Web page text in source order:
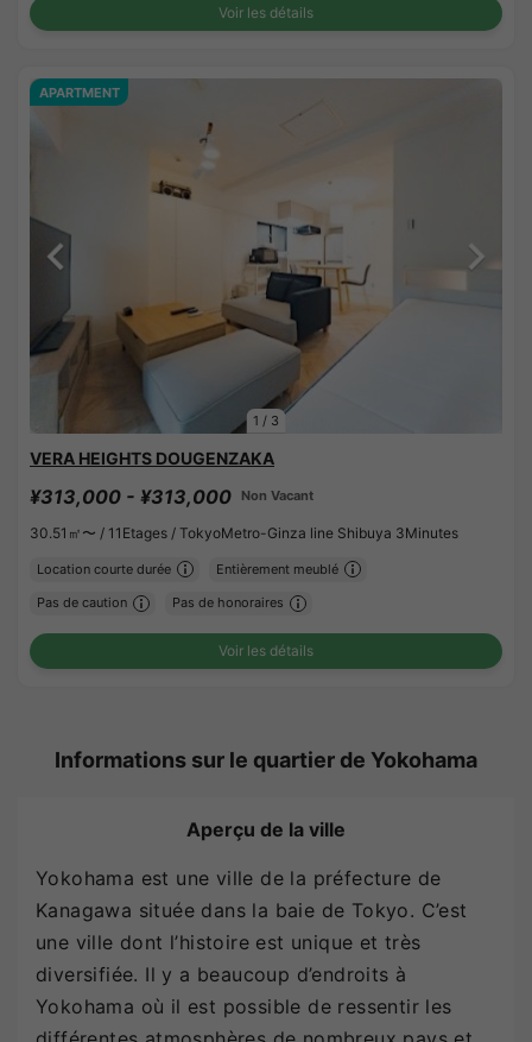
Voir les détails
1 / 3
APARTMENT
VERA HEIGHTS DOUGENZAKA
¥313,000 - ¥313,000 Non Vacant
30.51㎡〜 / 11Etages / TokyoMetro-Ginza line Shibuya 3Minutes
Location courte durée Entièrement meublé
Pas de caution Pas de honoraires
Voir les détails
Informations sur le quartier de Yokohama
Aperçu de la ville
Yokohama est une ville de la préfecture de
Kanagawa située dans la baie de Tokyo. C’est
une ville dont l’histoire est unique et très
diversifiée. Il y a beaucoup d’endroits à
Yokohama où il est possible de ressentir les